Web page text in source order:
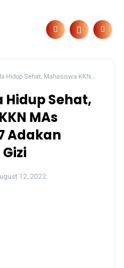
Hidup Sehat, Mahasiswa KKN
Hidup Sehat,
MAs
Adakan
12, 2022